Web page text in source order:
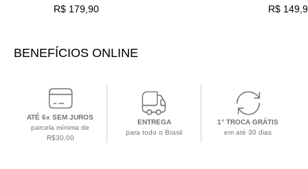
R$ 179,90
R$
BENEFÍCIOS ONLINE
ATÉ 6x SEM JUROS
parcela mínima de
R$30,00
ENTREGA
para todo o Brasil
1° TROCA GRÁTIS
em até 30 dias